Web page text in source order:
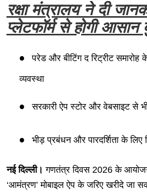
रक्षा मंत्रालय ने दी
प्लेटफॉर्म से होगी आसान
परेड और बीटिंग द रिट्रीट
व्यवस्था
सरकारी ऐप स्टोर और वेबसाइट से
भीड़ प्रबंधन और पारदर्शिता के
नई दिल्ली। गणतंत्र दिवस 2026 के
‘आमंत्रण’ मोबाइल ऐप के जरिए खरीदे जा